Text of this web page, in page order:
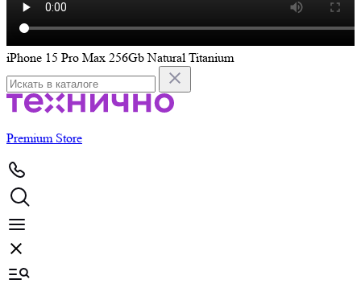
iPhone 15 Pro Max 256Gb Natural Titanium
Premium Store